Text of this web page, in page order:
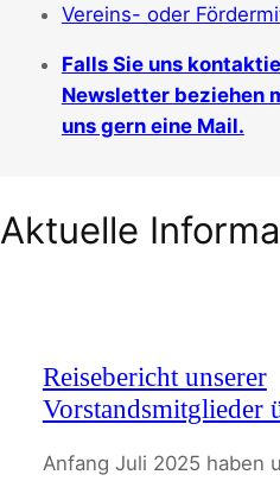
Vereins- oder
Falls Sie uns
Newsletter beziehen
uns gern eine Mail.
Aktuelle
Reisebericht unserer
Vorstandsmitglieder
Anfang Juli 2025 haben